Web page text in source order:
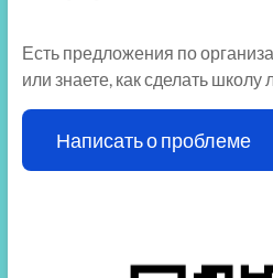
Есть предложения по
или знаете, как сделать школу
Написать о проблеме